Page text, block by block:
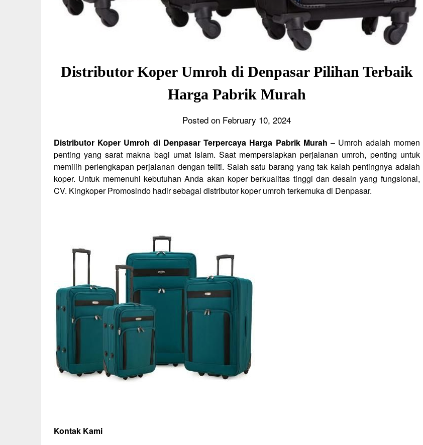
Distributor Koper Umroh di Denpasar Pilihan Terbaik
Harga Pabrik Murah
Posted on February 10, 2024
Distributor Koper Umroh di Denpasar Terpercaya Harga Pabrik Murah – Umroh adalah momen
penting yang sarat makna bagi umat Islam. Saat mempersiapkan perjalanan umroh, penting untuk
memilih perlengkapan perjalanan dengan teliti. Salah satu barang yang tak kalah pentingnya adalah
koper. Untuk memenuhi kebutuhan Anda akan koper berkualitas tinggi dan desain yang fungsional,
CV. Kingkoper Promosindo hadir sebagai distributor koper umroh terkemuka di Denpasar.
Kontak Kami